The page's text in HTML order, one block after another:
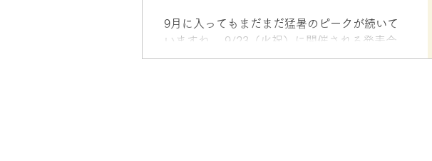
9月に入ってもまだまだ猛暑のピークが続いて
いますね。 9/23（火祝）に開催される発表会
にむけて、東京教室の生徒さんたちも日々ラス